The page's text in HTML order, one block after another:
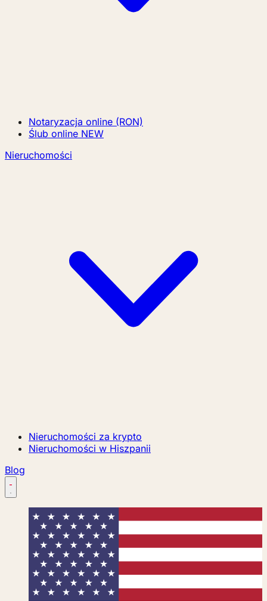
Notaryzacja online (RON)
Ślub online NEW
Nieruchomości
Nieruchomości za krypto
Nieruchomości w Hiszpanii
Blog